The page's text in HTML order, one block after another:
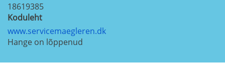
18619385
Koduleht
www.servicemaegleren.dk
Hange on lõppenud